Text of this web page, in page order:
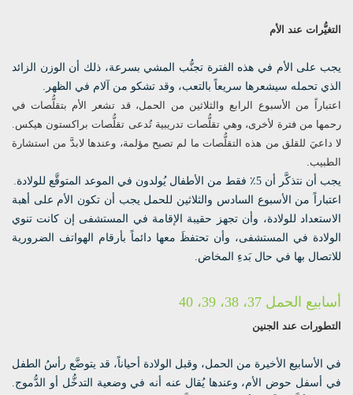
التغيُّرات عند الأم
يجب على الأم في هذه الفترة تجنُّب المشي بسرعة، ذلك أن الوزن الزائد
الذي تحمله سيشعرها سريعاً بالتعب، وقد تشكو من آلام في الظهر.
اعتباراً من الأسبوع الرابع والثلاثين من الحمل، قد تشعر الأم بتقلُّصات في
رحمها من فترة لأخرى، وهي تقلُّصات تدريبية تُدعى تقلُّصات براكستون هيكس.
لا داعيَ للقلق من هذه التقلُّصات ما لم تصبح مؤلمة، وعندها لابدَّ من استشارة
الطبيب.
يجب أن نتذكَّر أن 5٪ فقط من الأطفال يُولدون في الموعد المتوقَّع للولادة.
اعتباراً من الأسبوع السادس والثلاثين للحمل يجب أن تكون الأم على أهبة
الاستعداد للولادة، وأن تجهز حقيبة الإقامة في المستشفى إن كانت تنوي
الولادة في المستشفى، وأن تحتفظَ معها دائماً بأرقام الهواتف الضرورية
للاتصال بها في حال بَدءِ المخاض.
أسابيع الحمل 37، 38، 39، 40
التطورات عند الجنين
في الأسابيع الأخيرة من الحمل، وقبل الولادة أحياناً، قد يتوضَّع رأسُ الطفل
في أسفل حوض الأم، وعندها يُقال عنه أنه في وضعية التدخُّل أو الدُّموج.